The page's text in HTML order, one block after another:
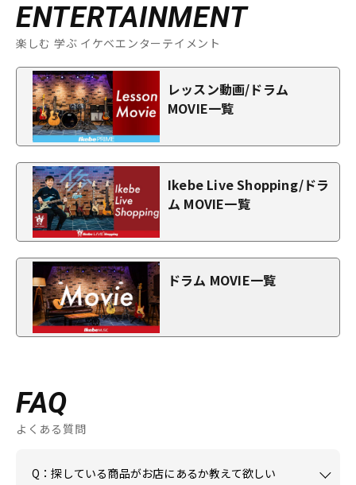
ENTERTAINMENT
楽しむ 学ぶ イケベエンターテイメント
レッスン動画/ドラム
MOVIE一覧
Ikebe Live Shopping/ドラ
ム MOVIE一覧
ドラム MOVIE一覧
FAQ
よくある質問
Q：探している商品がお店にあるか教えて欲しい